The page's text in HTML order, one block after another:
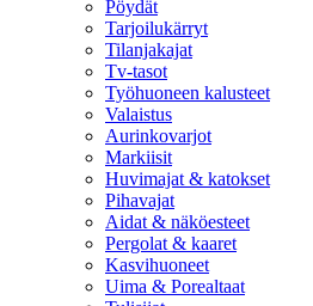
Pöydät
Tarjoilukärryt
Tilanjakajat
Tv-tasot
Työhuoneen kalusteet
Valaistus
Aurinkovarjot
Markiisit
Huvimajat & katokset
Pihavajat
Aidat & näköesteet
Pergolat & kaaret
Kasvihuoneet
Uima & Porealtaat